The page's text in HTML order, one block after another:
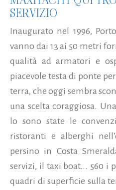
SERVIZIO
Inaugurato nel 1996,
vanno dai 13 ai 50 metri
qualità ad armatori e
piacevole testa di ponte
terra, che oggi sembra
una scelta coraggiosa.
lo sono state le
ristoranti e alberghi
persino in Costa
servizi, il taxi boat... 560 i
quadri di superficie sulla